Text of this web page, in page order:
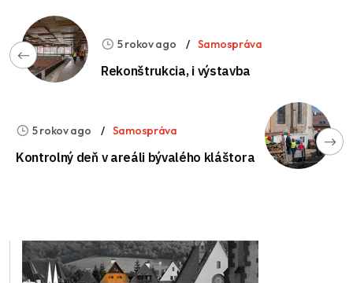
5 rokov ago Samospráva
Rekonštrukcia, i výstavba
5 rokov ago Samospráva
Kontrolný deň v areáli bývalého kláštora